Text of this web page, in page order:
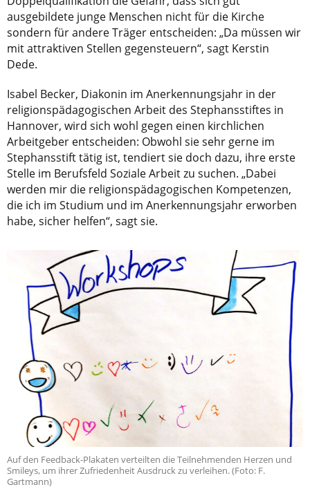
ausgebildete junge Menschen nicht für die Kirche
sondern für andere Träger entscheiden: „Da müssen wir
mit attraktiven Stellen gegensteuern“, sagt Kerstin
Dede.
Isabel Becker, Diakonin im Anerkennungsjahr in der
religionspädagogischen Arbeit des Stephansstiftes in
Hannover, wird sich wohl gegen einen kirchlichen
Arbeitgeber entscheiden: Obwohl sie sehr gerne im
Stephansstift tätig ist, tendiert sie doch dazu, ihre erste
Stelle im Berufsfeld Soziale Arbeit zu suchen. „Dabei
werden mir die religionspädagogischen Kompetenzen,
die ich im Studium und im Anerkennungsjahr erworben
habe, sicher helfen“, sagt sie.
Auf den Feedback-Plakaten verteilten die Teilnehmenden Herzen und
Smileys, um ihrer Zufriedenheit Ausdruck zu verleihen. (Foto: F.
Gartmann)